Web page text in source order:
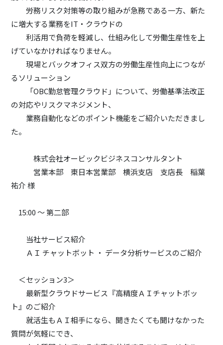
労務リスク対策等の取り組みが急務である一方、新た
に増大する業務をIT・クラウドの
利活用で負荷を軽減し、仕組み化して労働生産性を上
げていなかければなりません。
現場とバックオフィス双方の労働生産性向上につなが
るソリューション
「OBC勤怠管理クラウド」について、労働基準法改正
の対応やリスクマネジメント、
業務自動化などのポイント機能をご紹介いただきまし
た。
株式会社オービックビジネスコンサルタント
営業本部 東日本営業部 横浜支店 支店長 稲葉
祐介 様
15:00 ～ 第二部
当社サービス紹介
ＡＩ チャットボット ・ データ分析サービスのご紹介
＜セッション3＞
最新型クラウドサービス『高精度ＡＩチャットボッ
ト』のご紹介
就活生もＡＩ相手になら、聞きたくても聞けなかった
質問が気軽にでき、